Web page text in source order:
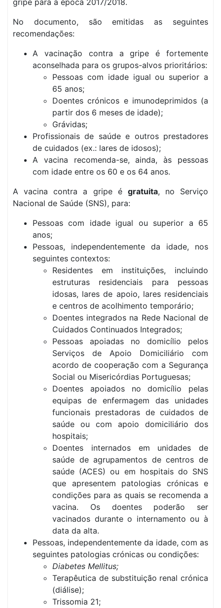
gripe para a época 2017/2018.
No documento, são emitidas as seguintes
recomendações:
A vacinação contra a gripe é fortemente
aconselhada para os grupos-alvos prioritários:
Pessoas com idade igual ou superior a
65 anos;
Doentes crónicos e imunodeprimidos (a
partir dos 6 meses de idade);
Grávidas;
Profissionais de saúde e outros prestadores
de cuidados (ex.: lares de idosos);
A vacina recomenda-se, ainda, às pessoas
com idade entre os 60 e os 64 anos.
A vacina contra a gripe é gratuita, no Serviço
Nacional de Saúde (SNS), para:
Pessoas com idade igual ou superior a 65
anos;
Pessoas, independentemente da idade, nos
seguintes contextos:
Residentes em instituições, incluindo
estruturas residenciais para pessoas
idosas, lares de apoio, lares residenciais
e centros de acolhimento temporário;
Doentes integrados na Rede Nacional de
Cuidados Continuados Integrados;
Pessoas apoiadas no domicílio pelos
Serviços de Apoio Domiciliário com
acordo de cooperação com a Segurança
Social ou Misericórdias Portuguesas;
Doentes apoiados no domicílio pelas
equipas de enfermagem das unidades
funcionais prestadoras de cuidados de
saúde ou com apoio domiciliário dos
hospitais;
Doentes internados em unidades de
saúde de agrupamentos de centros de
saúde (ACES) ou em hospitais do SNS
que apresentem patologias crónicas e
condições para as quais se recomenda a
vacina. Os doentes poderão ser
vacinados durante o internamento ou à
data da alta.
Pessoas, independentemente da idade, com as
seguintes patologias crónicas ou condições:
Diabetes Mellitus;
Terapêutica de substituição renal crónica
(diálise);
Trissomia 21;